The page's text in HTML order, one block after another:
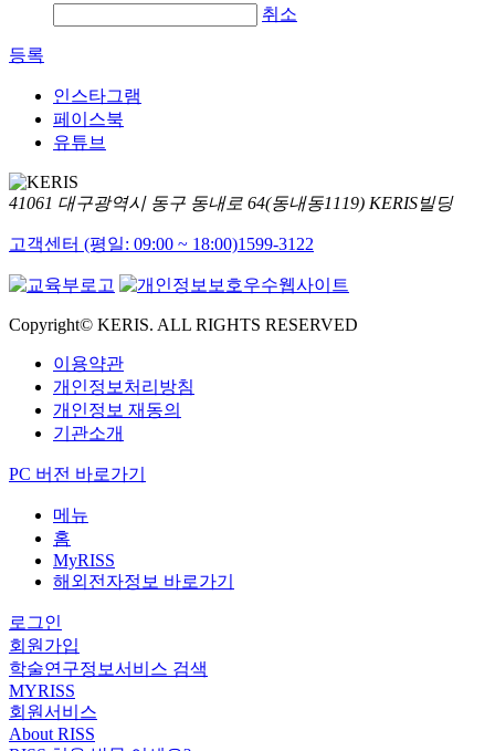
취소
등록
인스타그램
페이스북
유튜브
41061 대구광역시 동구 동내로 64(동내동1119) KERIS빌딩
고객센터 (평일: 09:00 ~ 18:00)1599-3122
Copyright© KERIS. ALL RIGHTS RESERVED
이용약관
개인정보처리방침
개인정보 재동의
기관소개
PC 버전 바로가기
메뉴
홈
MyRISS
해외전자정보 바로가기
로그인
회원가입
학술연구정보서비스 검색
MYRISS
회원서비스
About RISS